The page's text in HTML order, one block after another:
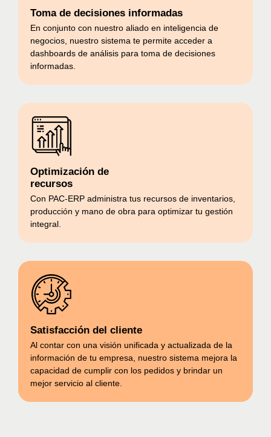
Toma de decisiones informadas
En conjunto con nuestro aliado en inteligencia de
negocios, nuestro sistema te permite acceder a
dashboards de análisis para toma de decisiones
informadas.
Optimización de
recursos
Con PAC-ERP administra tus recursos de inventarios,
producción y mano de obra para optimizar tu gestión
integral.
Satisfacción del cliente
Al contar con una visión unificada y actualizada de la
información de tu empresa, nuestro sistema mejora la
capacidad de cumplir con los pedidos y brindar un
mejor servicio al cliente.